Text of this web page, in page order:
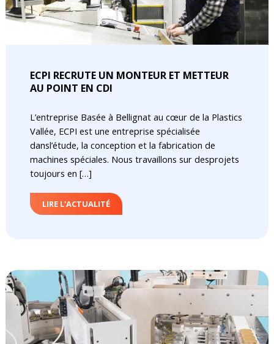
ECPI RECRUTE UN MONTEUR ET METTEUR
AU POINT EN CDI
L’entreprise Basée à Bellignat au cœur de la Plastics
Vallée, ECPI est une entreprise spécialisée
dansl’étude, la conception et la fabrication de
machines spéciales. Nous travaillons sur desprojets
toujours en […]
LIRE L'ACTUALITÉ